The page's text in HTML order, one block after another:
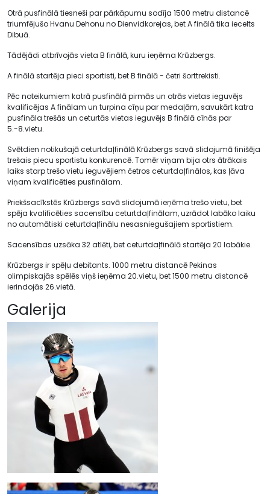
Otrā pusfinālā tiesneši par pārkāpumu sodīja 1500 metru distancē
triumfējušo Hvanu Dehonu no Dienvidkorejas, bet A finālā tika iecelts
Dibuā.
Tādējādi atbrīvojās vieta B finālā, kuru ieņēma Krūzbergs.
A finālā startēja pieci sportisti, bet B finālā - četri šorttrekisti.
Pēc noteikumiem katrā pusfinālā pirmās un otrās vietas ieguvējs
kvalificējas A finālam un turpina cīņu par medaļām, savukārt katra
pusfināla trešās un ceturtās vietas ieguvējs B finālā cīnās par
5.-8.vietu.
Svētdien notikušajā ceturtdaļfinālā Krūzbergs savā slidojumā finišēja
trešais piecu sportistu konkurencē. Tomēr viņam bija otrs ātrākais
laiks starp trešo vietu ieguvējiem četros ceturtdaļfinālos, kas ļāva
viņam kvalificēties pusfinālam.
Priekšsacīkstēs Krūzbergs savā slidojumā ieņēma trešo vietu, bet
spēja kvalificēties sacensību ceturtdaļfinālam, uzrādot labāko laiku
no automātiski ceturtdaļfinālu nesasniegušajiem sportistiem.
Sacensības uzsāka 32 atlēti, bet ceturtdaļfinālā startēja 20 labākie.
Krūzbergs ir spēļu debitants. 1000 metru distancē Pekinas
olimpiskajās spēlēs viņš ieņēma 20.vietu, bet 1500 metru distancē
ierindojās 26.vietā.
Galerija